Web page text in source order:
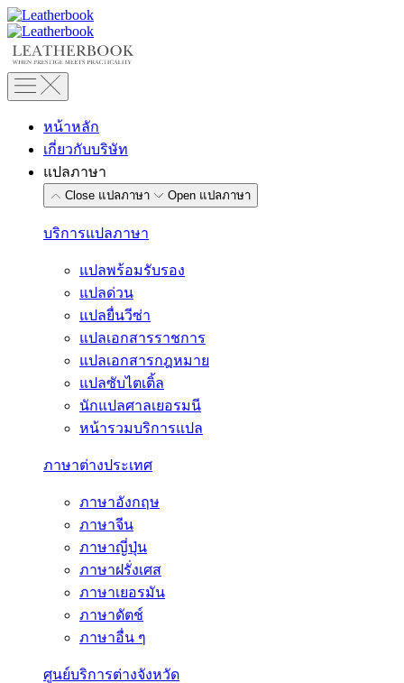
Skip
to
content
หน้าหลัก
เกี่ยวกับบริษัท
แปลภาษา
Close แปลภาษา Open แปลภาษา
บริการแปลภาษา
แปลพร้อมรับรอง
แปลด่วน
แปลยื่นวีซ่า
แปลเอกสารราชการ
แปลเอกสารกฎหมาย
แปลซับไตเติ้ล
นักแปลศาลเยอรมนี
หน้ารวมบริการแปล
ภาษาต่างประเทศ
ภาษาอังกฤษ
ภาษาจีน
ภาษาญี่ปุ่น
ภาษาฝรั่งเศส
ภาษาเยอรมัน
ภาษาดัตช์
ภาษาอื่น ๆ
ศูนย์บริการต่างจังหวัด